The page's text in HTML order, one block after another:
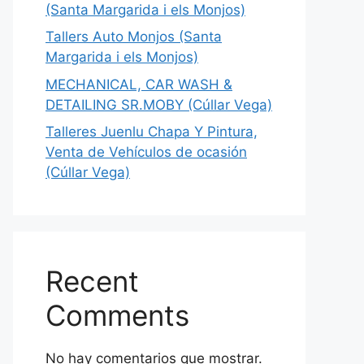
(Santa Margarida i els Monjos)
Tallers Auto Monjos (Santa
Margarida i els Monjos)
MECHANICAL, CAR WASH &
DETAILING SR.MOBY (Cúllar Vega)
Talleres Juenlu Chapa Y Pintura,
Venta de Vehículos de ocasión
(Cúllar Vega)
Recent
Comments
No hay comentarios que mostrar.